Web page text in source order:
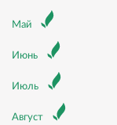
Май
Июнь
Июль
Август